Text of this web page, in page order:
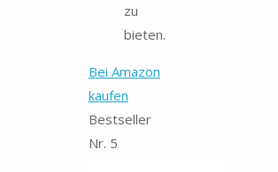
zu
bieten.
Bei Amazon
kaufen
Bestseller
Nr. 5